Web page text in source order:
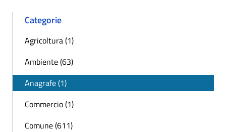
Categorie
Agricoltura (1)
Ambiente (63)
Anagrafe (1)
Commercio (1)
Comune (611)